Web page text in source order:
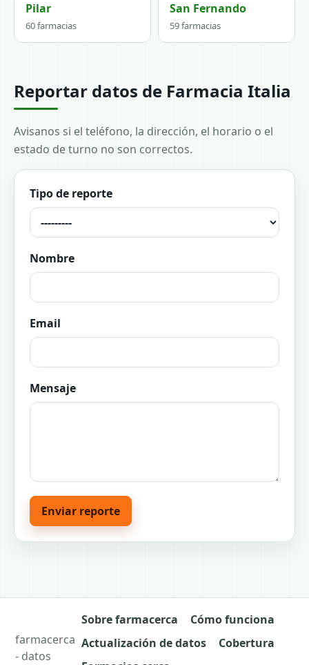
Pilar
60 farmacias
San Fernando
59 farmacias
Reportar datos de Farmacia Italia
Avisanos si el teléfono, la dirección, el horario o el
estado de turno no son correctos.
Tipo de reporte
Nombre
Email
Mensaje
Enviar reporte
farmacerca
- datos
Sobre farmacerca
Cómo funciona
Actualización de datos
Cobertura